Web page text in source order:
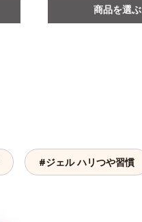
商品を選ぶ
#ジェル ハリつや習慣